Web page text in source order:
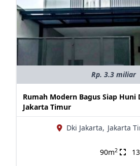
Rp. 3.3 miliar
Rumah Modern Bagus Siap Huni
Jakarta Timur
Dki Jakarta, Jakarta
90m2